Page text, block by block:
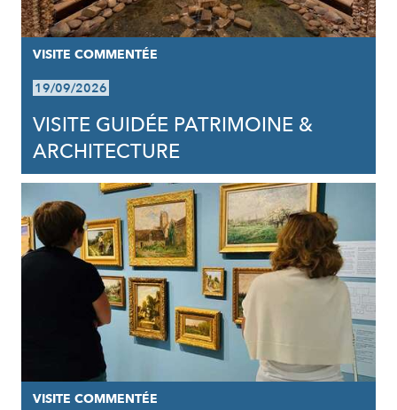
VISITE COMMENTÉE
19/09/2026
VISITE GUIDÉE PATRIMOINE &
ARCHITECTURE
VISITE COMMENTÉE